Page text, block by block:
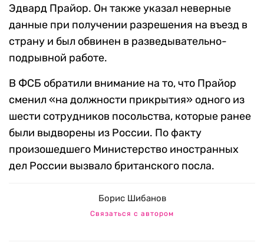
Эдвард Прайор. Он также указал неверные
данные при получении разрешения на въезд в
страну и был обвинен в разведывательно-
подрывной работе.
В ФСБ обратили внимание на то, что Прайор
сменил «на должности прикрытия» одного из
шести сотрудников посольства, которые ранее
были выдворены из России. По факту
произошедшего Министерство иностранных
дел России вызвало британского посла.
Борис Шибанов
Связаться с автором